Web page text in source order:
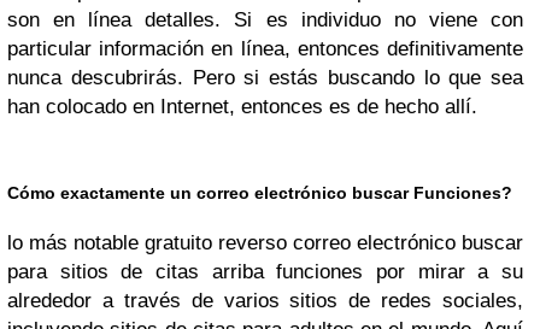
son en línea detalles. Si es individuo no viene con
particular información en línea, entonces definitivamente
nunca descubrirás. Pero si estás buscando lo que sea
han colocado en Internet, entonces es de hecho allí.
Cómo exactamente un correo electrónico buscar Funciones?
lo más notable gratuito reverso correo electrónico buscar
para sitios de citas arriba funciones por mirar a su
alrededor a través de varios sitios de redes sociales,